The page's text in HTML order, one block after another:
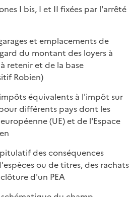
I bis, I et II fixées par l'arrêté
et emplacements de
du montant des loyers à
retenir et de la base
Robien)
impôts équivalents à l'impôt sur
différents pays dont les
(UE) et de l'Espace
des conséquences
ou de titres, des rachats
d'un PEA